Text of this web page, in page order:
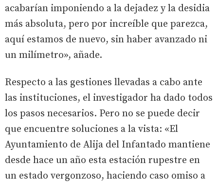
acabarían imponiendo a la dejadez y la desidia
más absoluta, pero por increíble que parezca,
aquí estamos de nuevo, sin haber avanzado ni
un milímetro», añade.
Respecto a las gestiones llevadas a cabo ante
las instituciones, el investigador ha dado todos
los pasos necesarios. Pero no se puede decir
que encuentre soluciones a la vista: «El
Ayuntamiento de Alija del Infantado mantiene
desde hace un año esta estación rupestre en
un estado vergonzoso, haciendo caso omiso a